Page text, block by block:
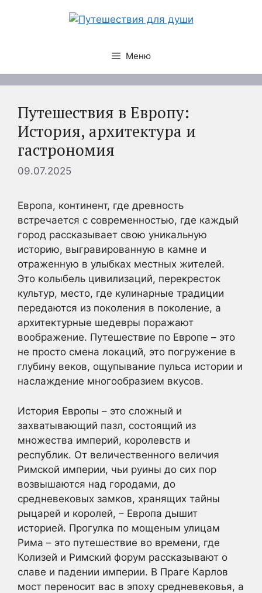
Меню
Путешествия в Европу:
История, архитектура и
гастрономия
09.07.2025
Европа, континент, где древность
встречается с современностью, где каждый
город рассказывает свою уникальную
историю, выгравированную в камне и
отраженную в улыбках местных жителей.
Это колыбель цивилизаций, перекресток
культур, место, где кулинарные традиции
передаются из поколения в поколение, а
архитектурные шедевры поражают
воображение. Путешествие по Европе – это
не просто смена локаций, это погружение в
глубину веков, ощупывание пульса истории и
наслаждение многообразием вкусов.
История Европы – это сложный и
захватывающий пазл, состоящий из
множества империй, королевств и
республик. От величественного величия
Римской империи, чьи руины до сих пор
возвышаются над городами, до
средневековых замков, хранящих тайны
рыцарей и королей, – Европа дышит
историей. Прогулка по мощеным улицам
Рима – это путешествие во времени, где
Колизей и Римский форум рассказывают о
славе и падении империи. В Праге Карлов
мост переносит вас в эпоху средневековья, а